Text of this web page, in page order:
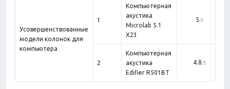
Усовершенствованные
модели колонок для
компьютера
1
Компьютерная
акустика
Microlab 5.1
X23
5/5
2
Компьютерная
акустика
Edifier R501BT
4.8/5